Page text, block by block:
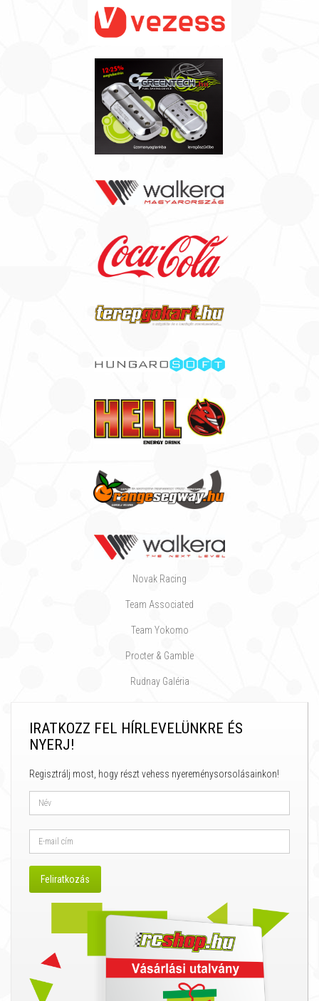
Novak Racing
Team Associated
Team Yokomo
Procter & Gamble
Rudnay Galéria
IRATKOZZ FEL HÍRLEVELÜNKRE ÉS
NYERJ!
Regisztrálj most, hogy részt vehess nyereménysorsolásainkon!